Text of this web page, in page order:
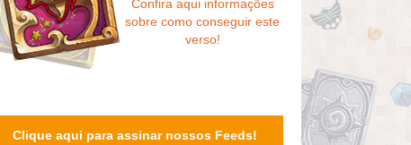
Confira aqui informações
sobre como conseguir este
verso!
Clique aqui para assinar nossos Feeds!